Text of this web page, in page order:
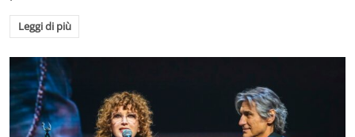
Leggi di più